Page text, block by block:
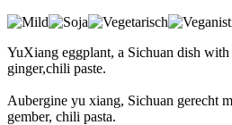
YuXiang eggplant, a Sichuan dish
ginger,chili paste.
Aubergine yu xiang, Sichuan gerecht
gember, chili pasta.